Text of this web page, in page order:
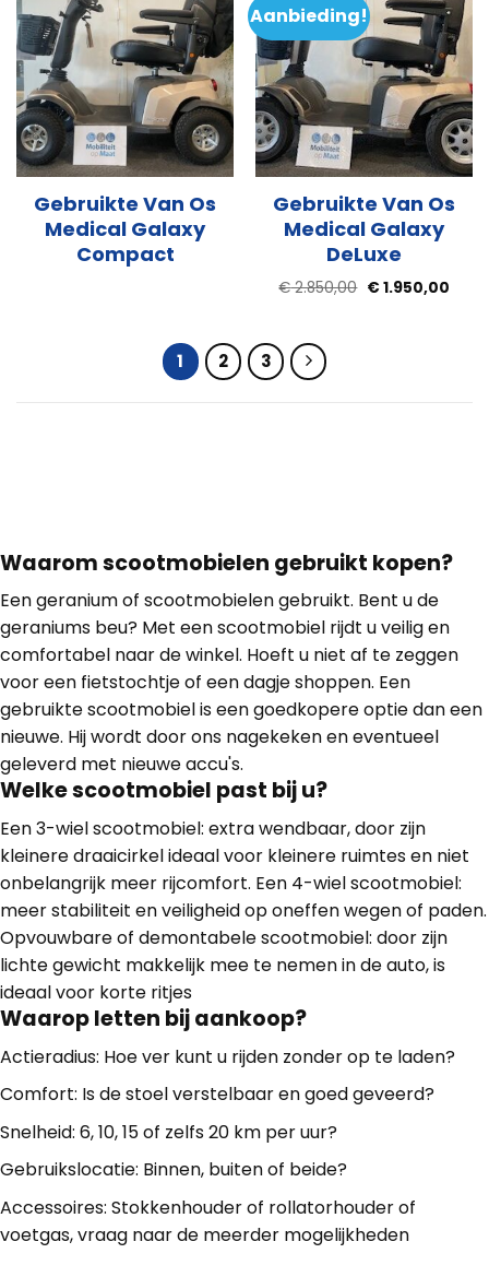
Gebruikte Van Os
Medical Galaxy
Compact
Aanbieding!
Gebruikte Van Os
Medical Galaxy
DeLuxe
€2.850,00 Oorspronkelijke
€1.950,00
1 2 3
Waarom scootmobielen gebruikt kopen?
Een geranium of scootmobielen gebruikt. Bent u de
geraniums beu? Met een scootmobiel rijdt u veilig en
comfortabel naar de winkel. Hoeft u niet af te zeggen
voor een fietstochtje of een dagje shoppen. Een
gebruikte scootmobiel is een goedkopere optie dan een
nieuwe. Hij wordt door ons nagekeken en eventueel
geleverd met nieuwe accu's.
Welke scootmobiel past bij u?
Een 3-wiel scootmobiel: extra wendbaar, door zijn
kleinere draaicirkel ideaal voor kleinere ruimtes en niet
onbelangrijk meer rijcomfort. Een 4-wiel scootmobiel:
meer stabiliteit en veiligheid op oneffen wegen of paden.
Opvouwbare of demontabele scootmobiel: door zijn
lichte gewicht makkelijk mee te nemen in de auto, is
ideaal voor korte ritjes
Waarop letten bij aankoop?
Actieradius: Hoe ver kunt u rijden zonder op te laden?
Comfort: Is de stoel verstelbaar en goed geveerd?
Snelheid: 6, 10, 15 of zelfs 20 km per uur?
Gebruikslocatie: Binnen, buiten of beide?
Accessoires: Stokkenhouder of rollatorhouder of
voetgas, vraag naar de meerder mogelijkheden